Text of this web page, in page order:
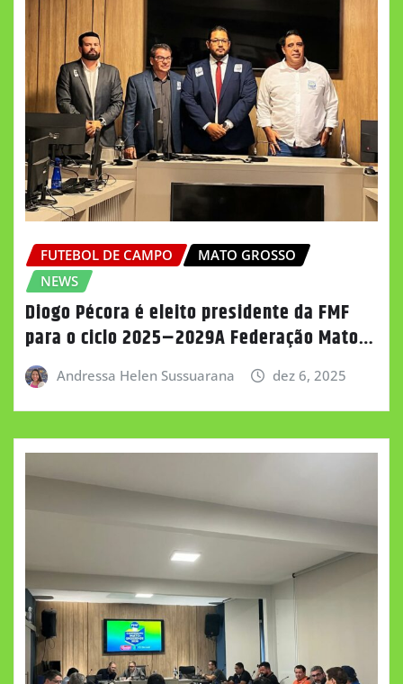
FUTEBOL DE CAMPO
MATO GROSSO
NEWS
Diogo Pécora é eleito presidente da FMF
para o ciclo 2025–2029A Federação Mato…
Andressa Helen Sussuarana dez 6, 2025